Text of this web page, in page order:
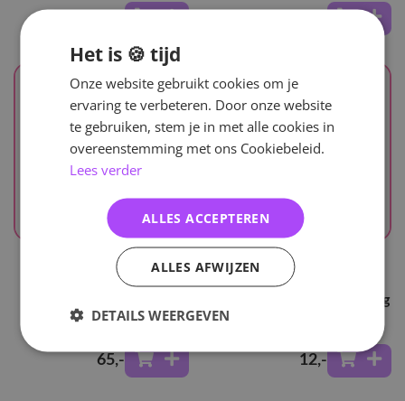
UITVERKOCHT
Aespa
Camera Set
65,-
UITVERKOCHT
Aespa
Richman - Random Trading
12,-
Het is 🍪 tijd
Onze website gebruikt cookies om je
ervaring te verbeteren. Door onze website
te gebruiken, stem je in met alle cookies in
overeenstemming met ons Cookiebeleid.
Lees verder
ALLES ACCEPTEREN
ALLES AFWIJZEN
DETAILS WEERGEVEN